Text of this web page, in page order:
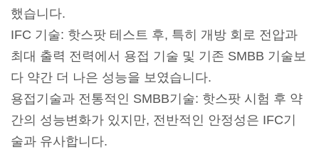
했습니다.
IFC 기술: 핫스팟 테스트 후, 특히 개방 회로 전압과
최대 출력 전력에서 용접 기술 및 기존 SMBB 기술보
다 약간 더 나은 성능을 보였습니다.
용접기술과 전통적인 SMBB기술: 핫스팟 시험 후 약
간의 성능변화가 있지만, 전반적인 안정성은 IFC기
술과 유사합니다.